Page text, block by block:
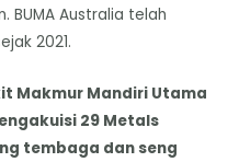
BUMA Australia telah
2021.
Makmur Mandiri Utama
29 Metals
tembaga dan seng